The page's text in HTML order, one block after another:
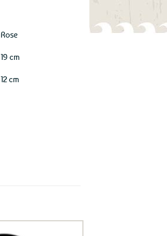
Rose
19 cm
12 cm